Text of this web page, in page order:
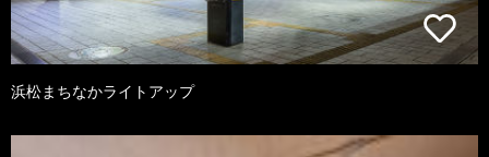
浜松まちなかライトアップ